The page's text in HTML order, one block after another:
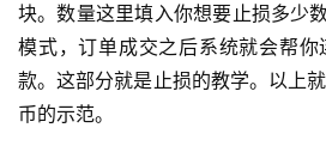
块。数量这里填入你想要止损多少
模式，订单成交之后系统就会帮
款。这部分就是止损的教学。以上
币的示范。